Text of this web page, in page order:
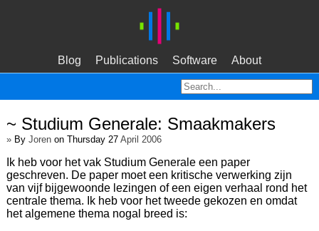
Blog Publications Software About
~ Studium Generale: Smaakmakers
»By Jorenon Thursday 27 April 2006
Ik heb voor het vak Studium Generale een paper
geschreven. De paper moet een kritische verwerking zijn
van vijf bijgewoonde lezingen of een eigen verhaal rond het
centrale thema. Ik heb voor het tweede gekozen en omdat
het algemene thema nogal breed is: